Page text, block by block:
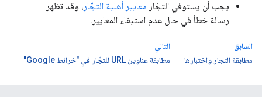
يجب أن يستوفي التجّار معايير أهلية التجّار ، وقد تظهر
رسالة خطأ في حال عدم استيفاء المعايير.
السابق
مطابقة التجار واختبارها
التالي
مطابقة عناوين URL للتجّار في "خرائط Google"